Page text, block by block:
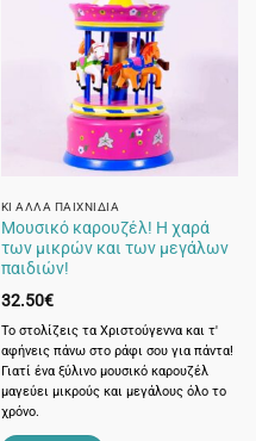
ΚΙ ΆΛΛΑ ΠΑΙΧΝΊΔΙΑ
Μουσικό καρουζέλ! Η χαρά
των μικρών και των μεγάλων
παιδιών!
32.50€
Το στολίζεις τα Χριστούγεννα και τ'
αφήνεις πάνω στο ράφι σου για πάντα!
Γιατί ένα ξύλινο μουσικό καρουζέλ
μαγεύει μικρούς και μεγάλους όλο το
χρόνο.